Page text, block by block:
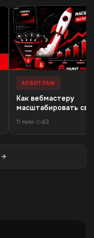
АРБИТРАЖ
Как вебмастеру
масштабировать
трафика
11 мин· 43